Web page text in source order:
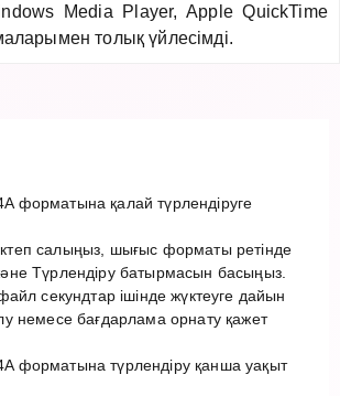
Media Player, Apple QuickTime
толық үйлесімді.
форматына қалай түрлендіруге
салыңыз, шығыс форматы ретінде
Түрлендіру батырмасын басыңыз.
секундтар ішінде жүктеуге дайын
немесе бағдарлама орнату қажет
форматына түрлендіру қанша уақыт